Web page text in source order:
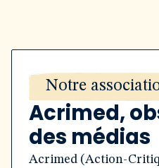
Notre
Acrimed,
des médias
Acrimed (Action-